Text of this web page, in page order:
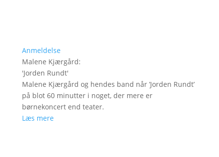
Anmeldelse
Malene Kjærgård:
'Jorden Rundt'
Malene Kjærgård og hendes band når ’Jorden Rundt’
på blot 60 minutter i noget, der mere er
børnekoncert end teater.
Læs mere